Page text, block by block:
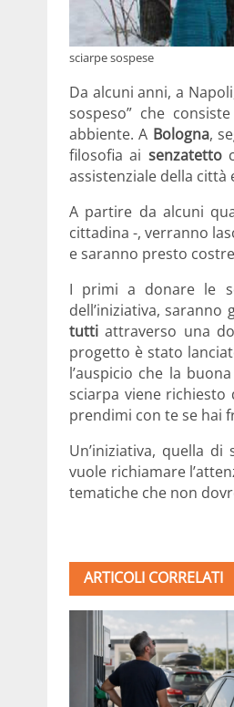
sciarpe sospese
Da alcuni anni, a
sospeso” che
abbiente. A Bologna,
filosofia ai senzatetto
assistenziale della città
A partire da alcuni
cittadina -, verranno
e saranno presto
I primi a donare le
dell’iniziativa, saranno
tutti attraverso una
progetto è stato
l’auspicio che la
sciarpa viene
prendimi con te se hai
Un’iniziativa, quella
vuole richiamare
tematiche che non
ARTICOLI CORRELATI